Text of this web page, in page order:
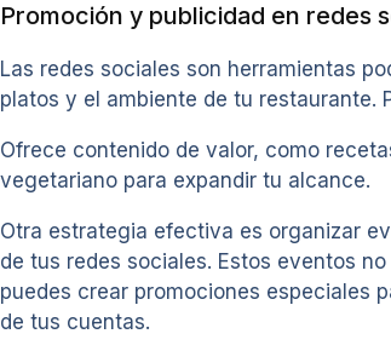
Promoción y publicidad en redes
Las redes sociales son herramientas
platos y el ambiente de tu restaurante.
Ofrece contenido de valor, como
vegetariano para expandir tu alcance.
Otra estrategia efectiva es organizar
de tus redes sociales. Estos eventos
puedes crear promociones especiales
de tus cuentas.